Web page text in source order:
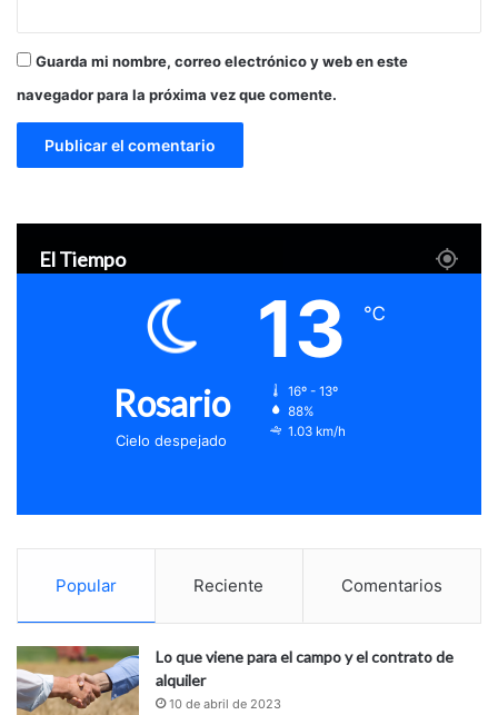
Guarda mi nombre, correo electrónico y web en este
navegador para la próxima vez que comente.
El Tiempo
Rosario
Cielo despejado
13 ℃
16º - 13º
88%
1.03 km/h
Popular Reciente Comentarios
Lo que viene para el campo y el contrato de
alquiler
10 de abril de 2023